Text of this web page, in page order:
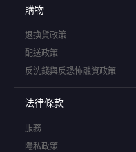
購物
退換貨政策
配送政策
反洗錢與反恐怖融資政策
法律條款
服務
隱私政策